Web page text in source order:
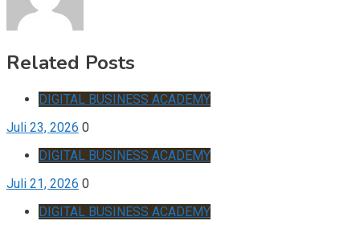
Related Posts
DIGITAL BUSINESS ACADEMY
Juli 23, 2026 0
DIGITAL BUSINESS ACADEMY
Juli 21, 2026 0
DIGITAL BUSINESS ACADEMY